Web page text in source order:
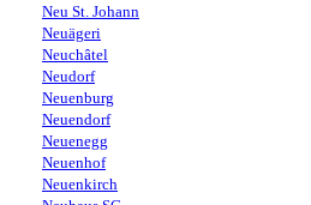
Neu St. Johann
Neuägeri
Neuchâtel
Neudorf
Neuenburg
Neuendorf
Neuenegg
Neuenhof
Neuenkirch